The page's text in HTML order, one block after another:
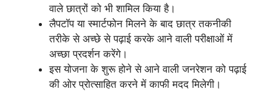
वाले छात्रों को भी शामिल किया है।
लैपटॉप या स्मार्टफोन मिलने के बाद छात्र तकनीकी
तरीके से अच्छे से पढ़ाई करके आने वाली परीक्षाओं में
अच्छा प्रदर्शन करेंगे।
इस योजना के शुरू होने से आने वाली जनरेशन को पढ़ाई
की ओर प्रोत्साहित करने में काफी मदद मिलेगी।